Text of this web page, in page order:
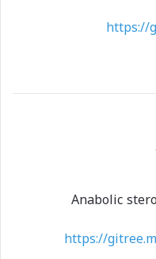
https://
Anabolic
https://